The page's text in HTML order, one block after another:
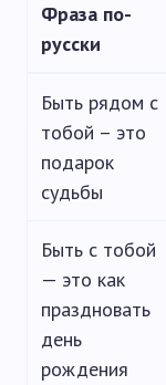
Фраза по-
русски
Быть рядом с
тобой – это
подарок
судьбы
Быть с тобой
— это как
праздновать
день
рождения